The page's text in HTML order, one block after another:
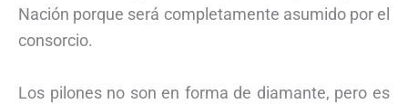
Nación porque será completamente asumido por el
consorcio.
Los pilones no son en forma de diamante, pero es